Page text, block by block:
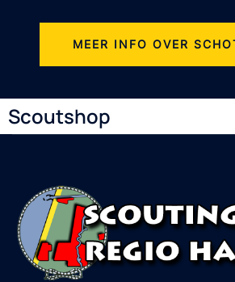
MEER INFO OVER
Scoutshop